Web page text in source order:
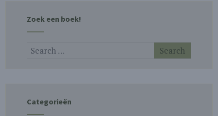
Zoek een boek!
Categorieën